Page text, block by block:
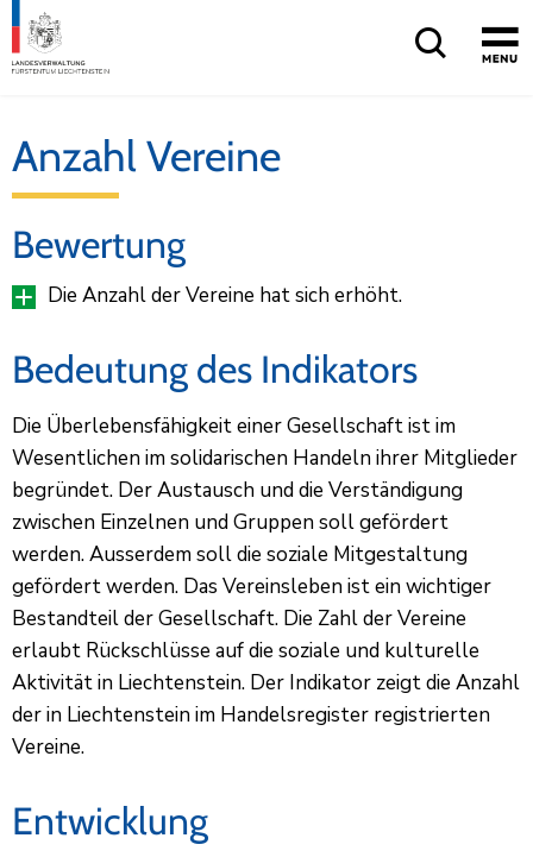
Anzahl Vereine
Bewertung
Die Anzahl der Vereine hat sich erhöht.
Bedeutung des Indikators
Die Überlebensfähigkeit einer Gesellschaft ist im
Wesentlichen im solidarischen Handeln ihrer Mitglieder
begründet. Der Austausch und die Verständigung
zwischen Einzelnen und Gruppen soll gefördert
werden. Ausserdem soll die soziale Mitgestaltung
gefördert werden. Das Vereinsleben ist ein wichtiger
Bestandteil der Gesellschaft. Die Zahl der Vereine
erlaubt Rückschlüsse auf die soziale und kulturelle
Aktivität in Liechtenstein. Der Indikator zeigt die Anzahl
der in Liechtenstein im Handelsregister registrierten
Vereine.
Entwicklung